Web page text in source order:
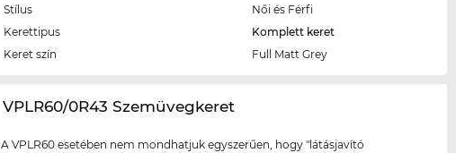
Stílus
Női és Férfi
Kerettipus
Komplett keret
Keret szín
Full Matt Grey
‌VPLR60/0R43 Szemüvegkeret
A VPLR60 esetében nem mondhatjuk egyszerűen, hogy "látásjavító